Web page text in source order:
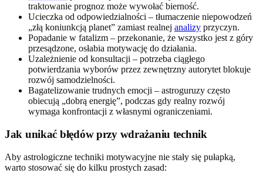
traktowanie prognoz może wywołać bierność.
Ucieczka od odpowiedzialności – tłumaczenie niepowodzeń
„złą koniunkcją planet” zamiast realnej analizy przyczyn.
Popadanie w fatalizm – przekonanie, że wszystko jest z góry
przesądzone, osłabia motywację do działania.
Uzależnienie od konsultacji – potrzeba ciągłego
potwierdzania wyborów przez zewnętrzny autorytet blokuje
rozwój samodzielności.
Bagatelizowanie trudnych emocji – astroguruzy często
obiecują „dobrą energię”, podczas gdy realny rozwój
wymaga konfrontacji z własnymi ograniczeniami.
Jak unikać błędów przy wdrażaniu technik
Aby astrologiczne techniki motywacyjne nie stały się pułapką,
warto stosować się do kilku prostych zasad: